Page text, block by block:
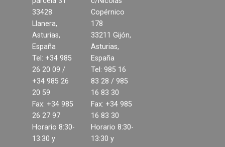
Madera para exterior y
jardinería
Estructuras y cubiertas
Compromiso
Medio Ambiente
Calidad
Desarrollo sostenible
33428
Llanera,
Asturias,
España
Tel: +34 985
26 20 09 /
+34 985 26
20 59
Fax: +34 985
26 27 97
Horario 8:30-
13:30 y
Copérnico
178
33211 Gijón,
Asturias,
España
Tel: 985 16
83 28 / 985
16 83 30
Fax: +34 985
16 83 30
Horario 8:30-
13:30 y